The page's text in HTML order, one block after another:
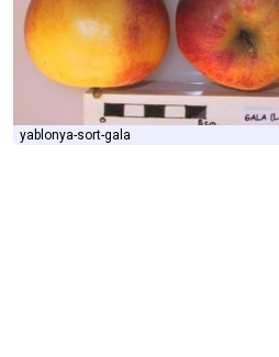
yablonya-sort-gala